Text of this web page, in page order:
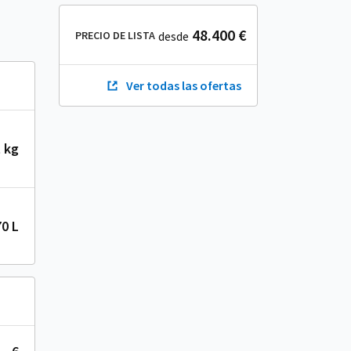
kg
L
PRECIO DE LISTA desde 48.400 €
Ver todas las ofertas